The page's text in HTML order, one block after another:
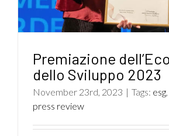
Premiazione
dello Sviluppo 2023
November 23rd, 2023 | Tags: esg
press review